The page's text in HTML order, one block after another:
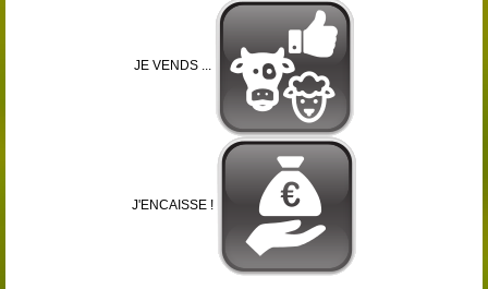
JE VENDS ...
J'ENCAISSE !